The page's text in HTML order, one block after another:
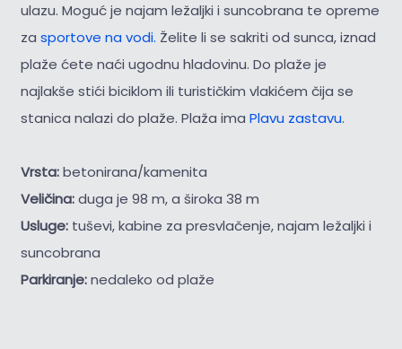
ulazu. Moguć je najam ležaljki i suncobrana te opreme
za sportove na vodi. Želite li se sakriti od sunca, iznad
plaže ćete naći ugodnu hladovinu. Do plaže je
najlakše stići biciklom ili turističkim vlakićem čija se
stanica nalazi do plaže. Plaža ima Plavu zastavu.
Vrsta:betonirana/kamenita
Veličina:duga je 98 m, a široka 38 m
Usluge: tuševi, kabine za presvlačenje, najam ležaljki i
suncobrana
Parkiranje:nedaleko od plaže